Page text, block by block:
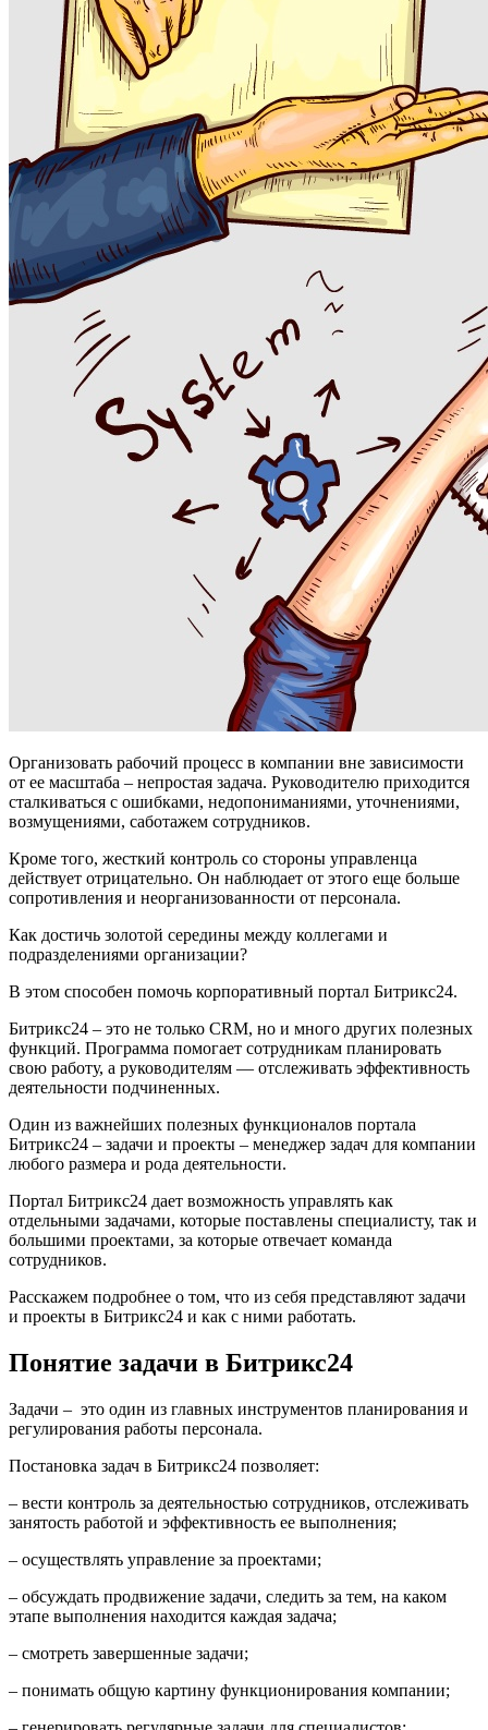
Организовать рабочий процесс в компании вне зависимости
от ее масштаба – непростая задача. Руководителю приходится
сталкиваться с ошибками, недопониманиями, уточнениями,
возмущениями, саботажем сотрудников.
Кроме того, жесткий контроль со стороны управленца
действует отрицательно. Он наблюдает от этого еще больше
сопротивления и неорганизованности от персонала.
Как достичь золотой середины между коллегами и
подразделениями организации?
В этом способен помочь корпоративный портал Битрикс24.
Битрикс24 – это не только CRM, но и много других полезных
функций. Программа помогает сотрудникам планировать
свою работу, а руководителям — отслеживать эффективность
деятельности подчиненных.
Один из важнейших полезных функционалов портала
Битрикс24 – задачи и проекты – менеджер задач для компании
любого размера и рода деятельности.
Портал Битрикс24 дает возможность управлять как
отдельными задачами, которые поставлены специалисту, так и
большими проектами, за которые отвечает команда
сотрудников.
Расскажем подробнее о том, что из себя представляют задачи
и проекты в Битрикс24 и как с ними работать.
Понятие задачи в Битрикс24
Задачи – это один из главных инструментов планирования и
регулирования работы персонала.
Постановка задач в Битрикс24 позволяет:
– вести контроль за деятельностью сотрудников, отслеживать
занятость работой и эффективность ее выполнения;
– осуществлять управление за проектами;
– обсуждать продвижение задачи, следить за тем, на каком
этапе выполнения находится каждая задача;
– смотреть завершенные задачи;
– понимать общую картину функционирования компании;